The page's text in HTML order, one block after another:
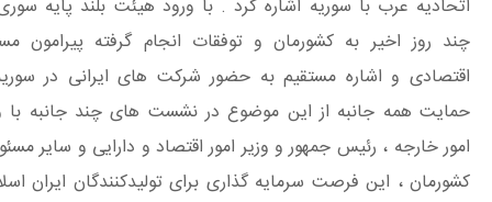
عرب با سوریه اشاره کرد . با ورود هیئت بلند پایه سوری در
روز اخیر به کشورمان و توفقات انجام گرفته پیرامون مسائل
و اشاره مستقیم به حضور شرکت های ایرانی در سوریه و
همه جانبه از این موضوع در نشست های چند جانبه با وزیر
خارجه ، رئیس جمهور و وزیر امور اقتصاد و دارایی و سایر مسئولین
، این فرصت سرمایه گذاری برای تولیدکنندگان ایران اسلامی